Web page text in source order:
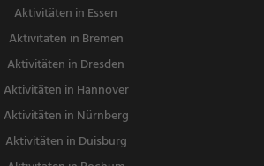
Aktivitäten in Essen
Aktivitäten in Bremen
Aktivitäten in Dresden
Aktivitäten in Hannover
Aktivitäten in Nürnberg
Aktivitäten in Duisburg